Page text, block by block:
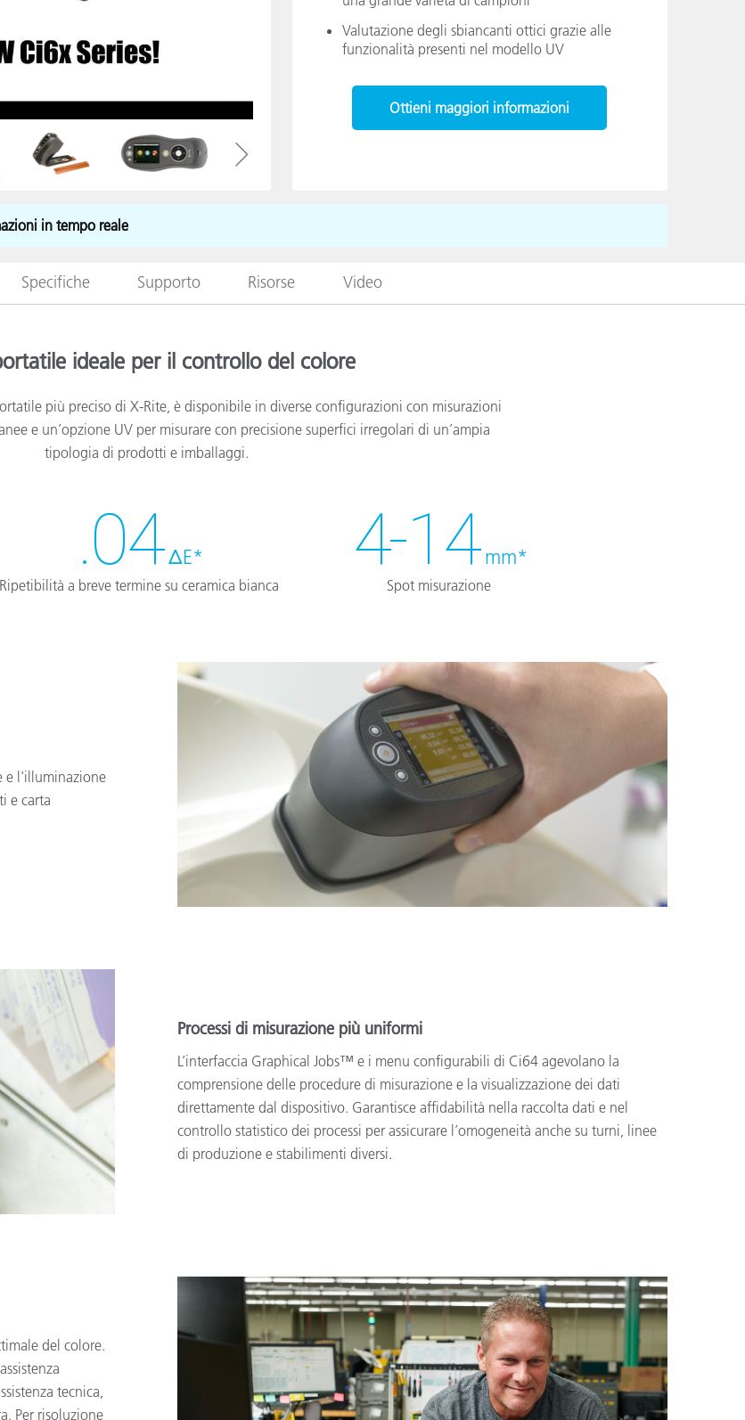
Valutazione degli sbiancanti ottici grazie alle
funzionalità presenti nel modello UV
Ottieni maggiori informazioni
in tempo reale
Specifiche Supporto Risorse Video
ideale per il controllo del colore
più preciso di X-Rite, è disponibile in diverse configurazioni con misurazioni
e un’opzione UV per misurare con precisione superfici irregolari di un’ampia
tipologia di prodotti e imballaggi.
.04 ΔE*
Ripetibilità a breve termine su ceramica bianca
4-14 mm*
Spot misurazione
e l'illuminazione
e carta
Processi di misurazione più uniformi
L’interfaccia Graphical Jobs™ e i menu configurabili di Ci64 agevolano la
comprensione delle procedure di misurazione e la visualizzazione dei dati
direttamente dal dispositivo. Garantisce affidabilità nella raccolta dati e nel
controllo statistico dei processi per assicurare l’omogeneità anche su turni, linee
di produzione e stabilimenti diversi.
del colore.
tecnica,
Per risoluzione